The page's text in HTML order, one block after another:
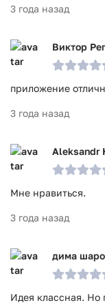
3 года назад
Виктор
приложение
3 года назад
Aleksandr
Мне нравиться.
3 года назад
дима
Идея классная. Но